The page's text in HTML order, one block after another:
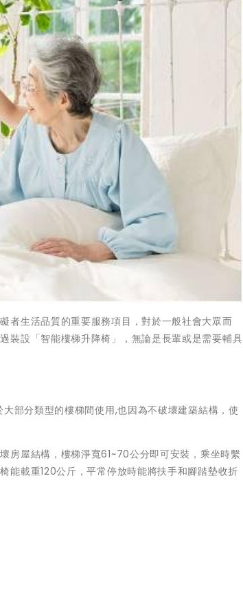
者生活品質的重要服務項目，對於一般社會大眾而
裝設「智能樓梯升降椅」，無論是長輩或是需要輔具
部分類型的樓梯間使用,也因為不破壞建築結構，使
房屋結構，樓梯淨寬61~70公分即可安裝，乘坐時繫
能載重120公斤，平常停放時能將扶手和腳踏墊收折